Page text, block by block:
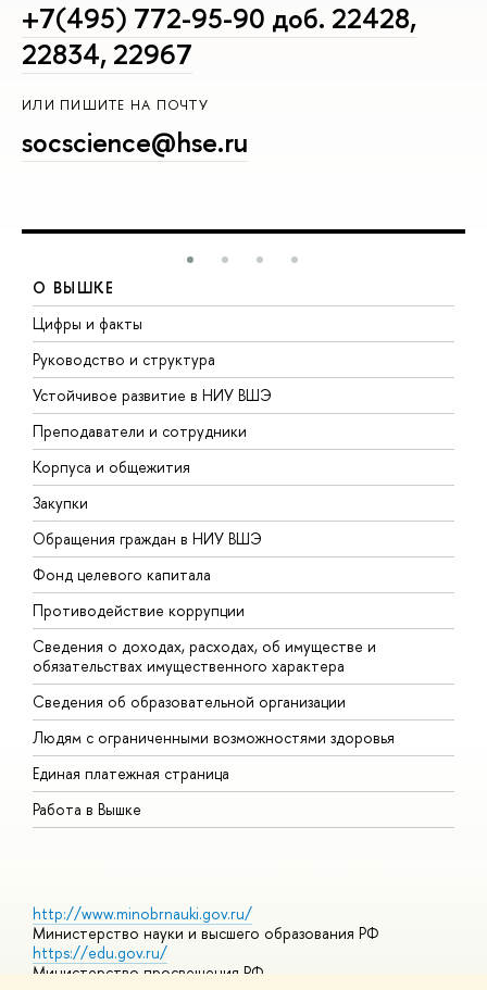
+7(495) 772-95-90 доб. 22428,
22834, 22967
ИЛИ ПИШИТЕ НА ПОЧТУ
socscience@hse.ru
О ВЫШКЕ
Цифры и факты
Руководство и структура
Устойчивое развитие в НИУ ВШЭ
Преподаватели и сотрудники
Корпуса и общежития
Закупки
Обращения граждан в НИУ ВШЭ
Фонд целевого капитала
Противодействие коррупции
Сведения о доходах, расходах, об имуществе и
обязательствах имущественного характера
Сведения об образовательной организации
Людям с ограниченными возможностями здоровья
Единая платежная страница
Работа в Вышке
http://www.minobrnauki.gov.ru/
Министерство науки и высшего образования РФ
https://edu.gov.ru/
Министерство просвещения РФ